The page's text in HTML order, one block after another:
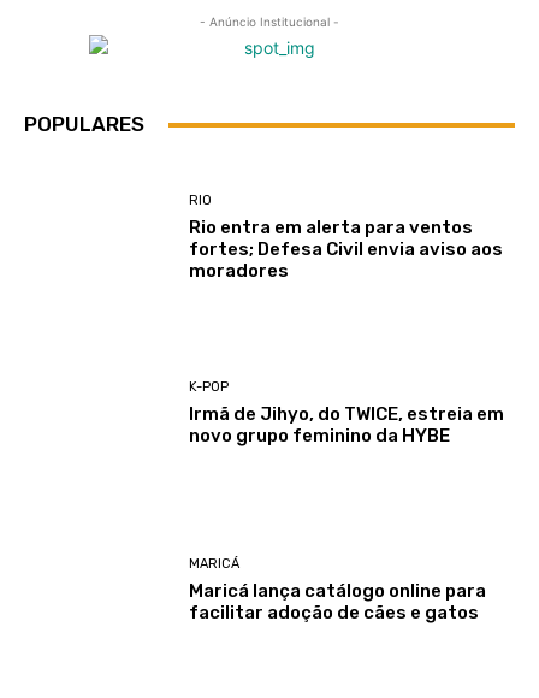
- Anúncio Institucional -
POPULARES
RIO
Rio entra em alerta para ventos
fortes; Defesa Civil envia aviso aos
moradores
K-POP
Irmã de Jihyo, do TWICE, estreia em
novo grupo feminino da HYBE
MARICÁ
Maricá lança catálogo online para
facilitar adoção de cães e gatos